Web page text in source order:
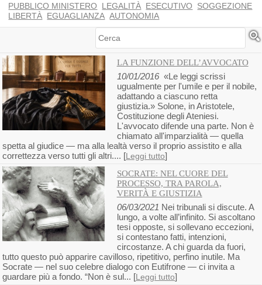
PUBBLICO MINISTERO
LEGALITÀ ESECUTIVO
SOGGEZIONE
LIBERTÀ EGUAGLIANZA AUTONOMIA
Cerca
LA FUNZIONE DELL’AVVOCATO
10/01/2016«Le leggi scrissi
ugualmente per l'umile e per il nobile,
adattando a ciascuno retta
giustizia.» Solone, in Aristotele,
Costituzione degli Ateniesi.
L'avvocato difende una parte. Non è
chiamato all'imparzialità — quella
spetta al giudice — ma alla lealtà verso il proprio assistito e alla
correttezza verso tutti gli altri.... [Leggi tutto]
SOCRATE: NEL CUORE DEL
PROCESSO, TRA PAROLA,
VERITÀ E GIUSTIZIA
06/03/2021 Nei tribunali si discute. A
lungo, a volte all’infinito. Si ascoltano
tesi opposte, si sollevano eccezioni,
si contestano fatti, intenzioni,
circostanze. A chi guarda da fuori,
tutto questo può apparire cavilloso, ripetitivo, perfino inutile. Ma
Socrate — nel suo celebre dialogo con Eutifrone — ci invita a
guardare più a fondo. “Non è sul... [Leggi tutto]